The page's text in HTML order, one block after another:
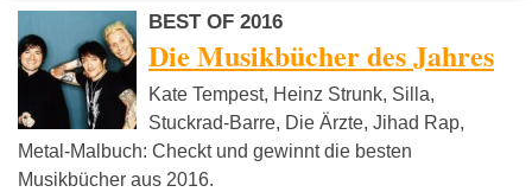
BEST OF 2016
Die Musikbücher des Jahres
Kate Tempest, Heinz Strunk, Silla,
Stuckrad-Barre, Die Ärzte, Jihad Rap,
Metal-Malbuch: Checkt und gewinnt die besten
Musikbücher aus 2016.